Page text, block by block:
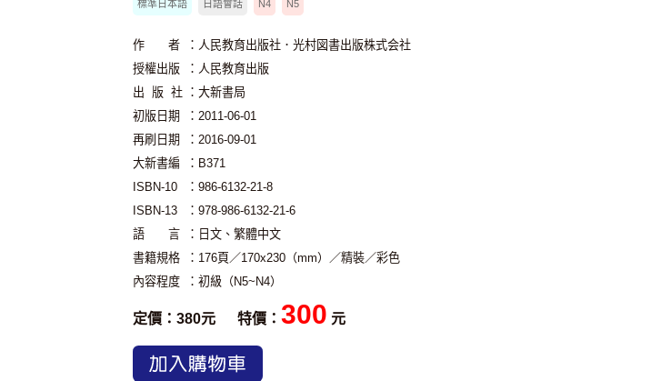
標準日本語 日語會話 N4 N5
作 者
：人民教育出版社．光村図書出版株式会社
授權出版
：人民教育出版
出 版 社 ：大新書局
初版日期
：2011-06-01
再刷日期
：2016-09-01
大新書編
：B371
ISBN-10
：986-6132-21-8
ISBN-13
：978-986-6132-21-6
語 言
：日文、繁體中文
書籍規格
：176頁／170x230（mm）／精裝／彩色
內容程度
：初級（N5~N4）
定價：380元 特價： 300 元